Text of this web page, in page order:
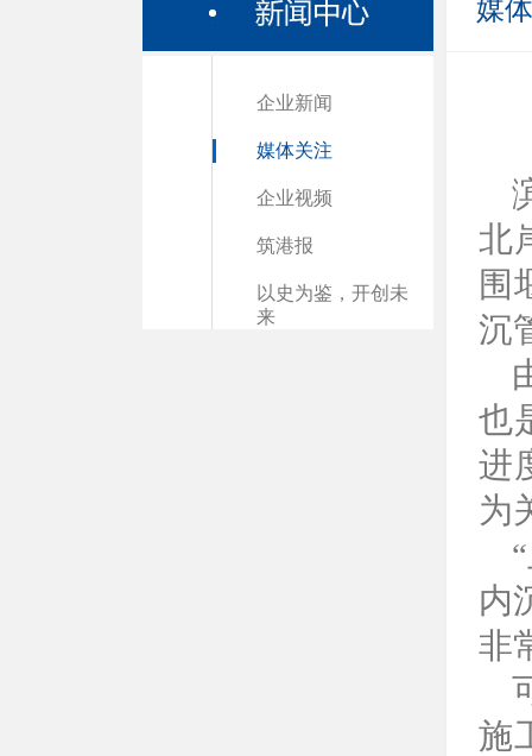
企业新闻
媒体关注
企业视频
筑港报
以史为鉴，开创未
来
媒
北
围
沉
也
进
为
内
非
施